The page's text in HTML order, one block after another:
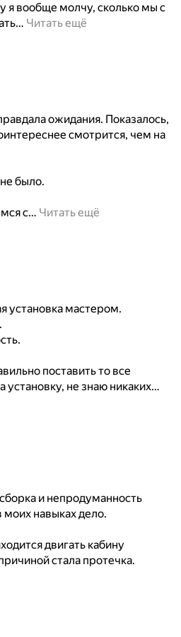
я вообще молчу, сколько мы с
… Читать ещё
ожидания. Показалось,
смотрится, чем на
было.
с… Читать ещё
установка мастером.
поставить то все
установку, не знаю никаких…
и непродуманность
моих навыках дело.
двигать кабину
стала протечка.